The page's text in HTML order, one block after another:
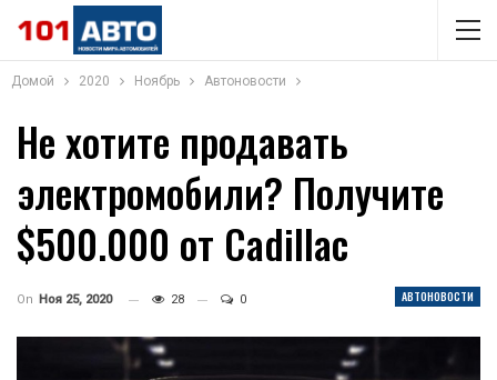
Домой 2020 Ноябрь Автоновости
Не хотите продавать
электромобили? Получите
$500.000 от Cadillac
АВТОНОВОСТИ
On Ноя 25, 2020 28 0